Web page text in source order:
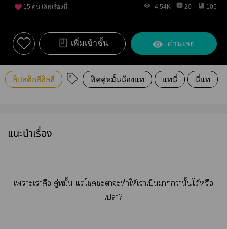
15 คน เลิฟเรื่องนี้ 4.54K 20 105
เพิ่มเข้าชั้น อ่านเลย
ลิปสติกสีลิลลี่ ฟิคคู่หมั้นน้องแท แทนี่ นี่แท
แนะนำเรื่อง
เาะเาคือ คู่หมั้น แต่โะาะทำให้เาเป็นากว่านั้นได้หรือ
เปล่า?
.